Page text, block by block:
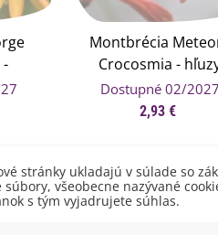
-
vajíčka -...
disk...
-
Montbrécia
Crocosmia -
montbrécie - 4 ks
Dostupné 02/2027
2,93 €
stránky ukladajú v súlade so
všeobecne nazývané
s tým vyjadrujete súhlas.